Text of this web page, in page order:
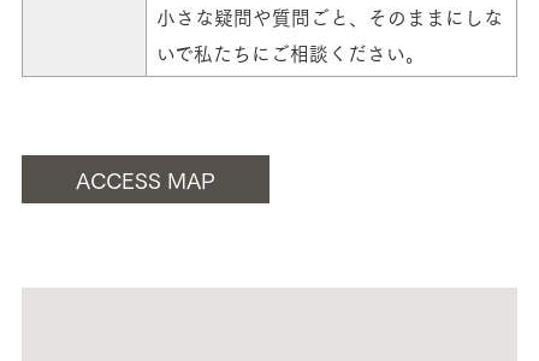
小さな疑問や質問ごと、そのままにしな
いで私たちにご相談ください。
ACCESS MAP